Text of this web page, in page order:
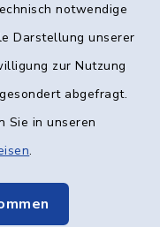
notwendige
Darstellung unserer
zur Nutzung
abgefragt.
Sie in unseren
.